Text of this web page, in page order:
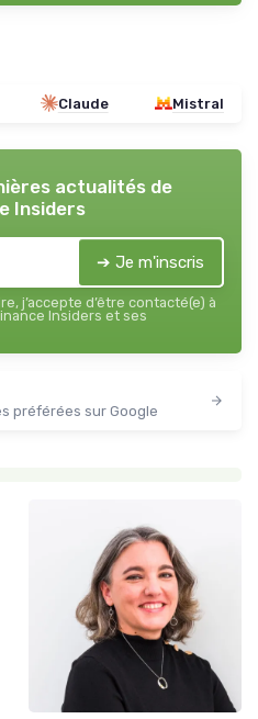
Claude Mistral
actualités de
Insiders
➔ Je m'inscris
j’accepte d’être contacté(e) à
Insiders et ses
préférées sur Google